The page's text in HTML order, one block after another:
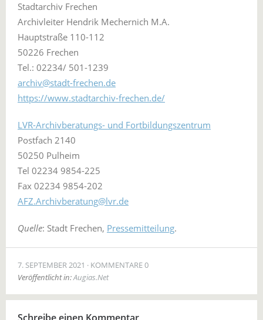
Stadtarchiv Frechen
Archivleiter Hendrik Mechernich M.A.
Hauptstraße 110-112
50226 Frechen
Tel.: 02234/ 501-1239
archiv@stadt-frechen.de
https://www.stadtarchiv-frechen.de/
LVR-Archivberatungs- und Fortbildungszentrum
Postfach 2140
50250 Pulheim
Tel 02234 9854-225
Fax 02234 9854-202
AFZ.Archivberatung@lvr.de
Quelle: Stadt Frechen, Pressemitteilung.
7. SEPTEMBER 2021
KOMMENTARE 0
Veröffentlicht in:Augias.Net